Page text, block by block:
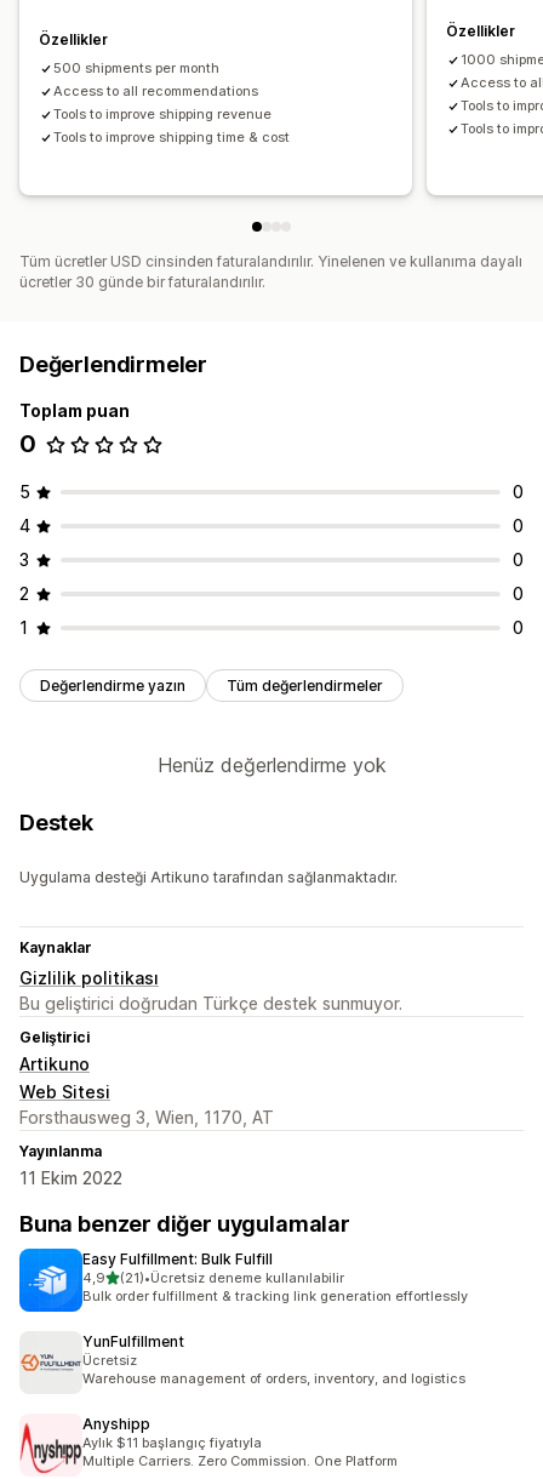
Özellikler
500 shipments per month
Access to all recommendations
Tools to improve shipping revenue
Tools to improve shipping time & cost
Özellikler
1000
Access to
Tools to
Tools to
Tüm ücretler USD cinsinden faturalandırılır. Yinelenen ve kullanıma dayalı
ücretler 30 günde bir faturalandırılır.
Değerlendirmeler
Toplam puan
0
5
0
4
0
3
0
2
0
1
0
Değerlendirme yazın Tüm değerlendirmeler
Henüz değerlendirme yok
Destek
Uygulama desteği Artikuno tarafından sağlanmaktadır.
Kaynaklar
Gizlilik politikası
Bu geliştirici doğrudan Türkçe destek sunmuyor.
Geliştirici
Artikuno
Web Sitesi
Forsthausweg 3, Wien, 1170, AT
Yayınlanma
11 Ekim 2022
Buna benzer diğer uygulamalar
Easy Fulfillment: Bulk Fulfill
4,95 yıldız üzerinden
(21)
toplam 21 değerlendirme
•Ücretsiz deneme kullanılabilir
Bulk order fulfillment & tracking link generation effortlessly
YunFulfillment
Ücretsiz
Warehouse management of orders, inventory, and logistics
Anyshipp
Aylık $11 başlangıç fiyatıyla
Multiple Carriers. Zero Commission. One Platform